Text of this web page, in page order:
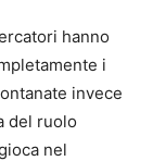
hanno
i
invece
del ruolo
nel